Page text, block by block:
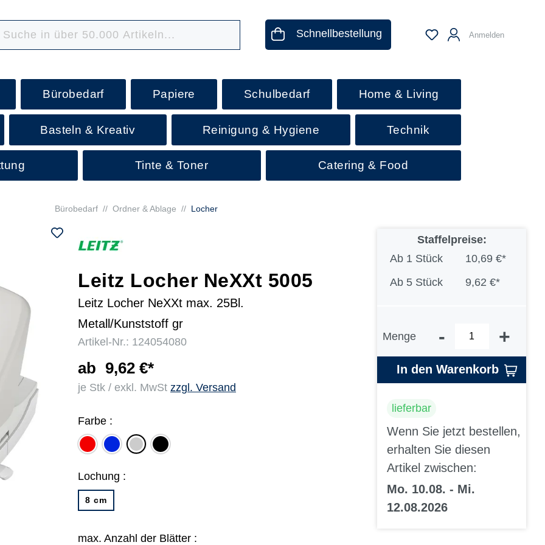
Schnellbestellung Anmelden
Bürobedarf Papiere Schulbedarf Home & Living
Basteln & Kreativ Reinigung & Hygiene Technik
Tinte & Toner Catering & Food
Bürobedarf // Ordner & Ablage // Locher
Leitz Locher NeXXt 5005
Leitz Locher NeXXt max. 25Bl.
Metall/Kunststoff gr
Artikel-Nr.: 124054080
ab 9,62 €*
je Stk / exkl. MwSt zzgl. Versand
Farbe :
rot blau grau schwarz
Lochung :
8 cm
max. Anzahl der Blätter :
Staffelpreise:
Ab 1 Stück
10,69 €*
Ab 5 Stück 9,62 €*
Menge - +
In den Warenkorb
lieferbar
Wenn Sie jetzt bestellen,
erhalten Sie diesen
Artikel zwischen:
Mo. 10.08. - Mi.
12.08.2026